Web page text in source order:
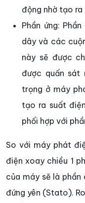
động nhờ tạo
Phần ứng:
dây và các
này sẽ được
được quấn sát
trọng ở máy
tạo ra suất
phối hợp với
So với máy phát
điện xoay chiều 1
của máy sẽ là phần
đứng yên (Stato).